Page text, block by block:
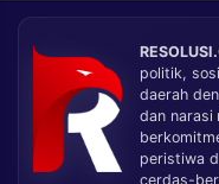
politik,
daerah
dan narasi
peristiwa
cerdas-